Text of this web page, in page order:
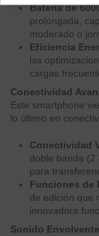
Batería de
prolongada,
moderado o
Eficiencia
las
cargas
Conectividad
Este smartphone
lo último en
Conectividad
doble banda
para
Funciones de
de edición que
innovadora
Sonido